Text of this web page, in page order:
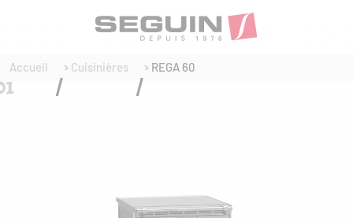
Accueil Cuisinières REGA 60